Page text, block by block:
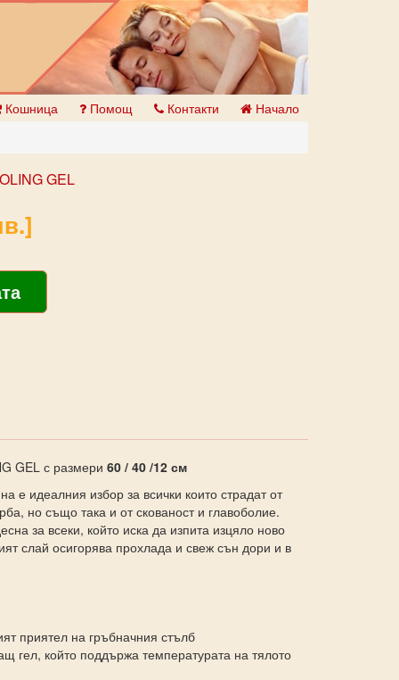
Кошница Помощ Контакти Начало
GEL
GEL с размери 60 / 40 /12 см
е идеалния избор за всички които страдат от
но също така и от скованост и главоболие.
за всеки, който иска да изпита изцяло ново
слай осигорява прохлада и свеж сън дори и в
приятел на гръбначния стълб
гел, който поддържа температурата на тялото